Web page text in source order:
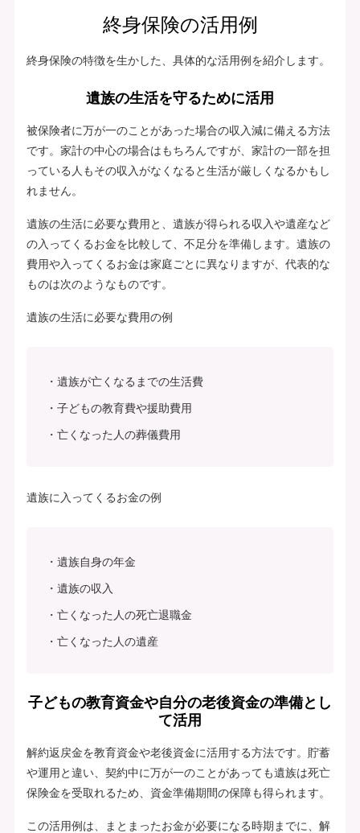
終身保険の活用例
終身保険の特徴を生かした、具体的な活用例を紹介します。
遺族の生活を守るために活用
被保険者に万が一のことがあった場合の収入減に備える方法
です。家計の中心の場合はもちろんですが、家計の一部を担
っている人もその収入がなくなると生活が厳しくなるかもし
れません。
遺族の生活に必要な費用と、遺族が得られる収入や遺産など
の入ってくるお金を比較して、不足分を準備します。遺族の
費用や入ってくるお金は家庭ごとに異なりますが、代表的な
ものは次のようなものです。
遺族の生活に必要な費用の例
遺族が亡くなるまでの生活費
子どもの教育費や援助費用
亡くなった人の葬儀費用
遺族に入ってくるお金の例
遺族自身の年金
遺族の収入
亡くなった人の死亡退職金
亡くなった人の遺産
子どもの教育資金や自分の老後資金の準備とし
て活用
解約返戻金を教育資金や老後資金に活用する方法です。貯蓄
や運用と違い、契約中に万が一のことがあっても遺族は死亡
保険金を受取れるため、資金準備期間の保障も得られます。
この活用例は、まとまったお金が必要になる時期までに、解